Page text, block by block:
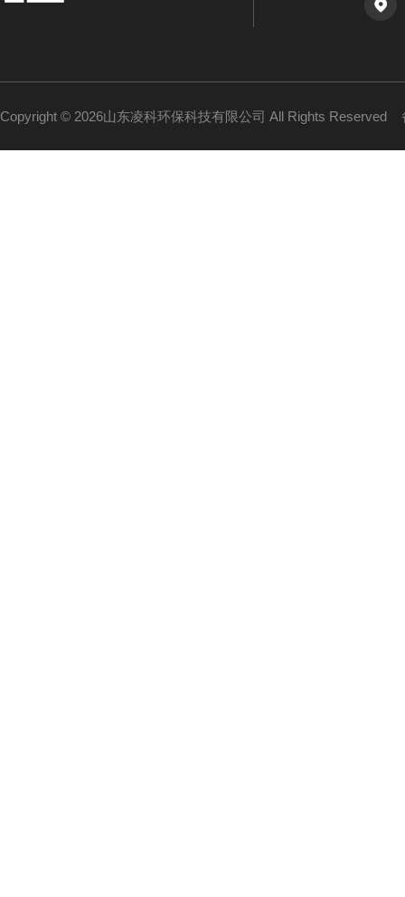
Copyright © 2026山东凌科环保科技有限公司 All Rights Reserved